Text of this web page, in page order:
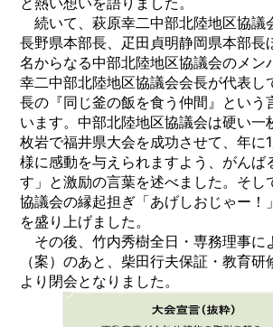
続いて、萩原幸二中部北陸地区協議
長野県本部長、疋田貞明静岡県本部長
名からなる中部北陸地区協議会のメン
幸二中部北陸地区協議会会長が代表し
長の『同じ釜の飯を食う仲間』という
います。中部北陸地区協議会は硬い一
枚岩で福井県大会を成功させて、年に
様に感動を与えられますよう、がんば
す」と激励の言葉を述べました。そし
協議会の縁起担ぎ「あげしおじゃー！
を盛り上げました。
その後、竹内秀樹全日・専務理事に
（案）のあと、柴田行夫保証・教育研
より閉会となりました。